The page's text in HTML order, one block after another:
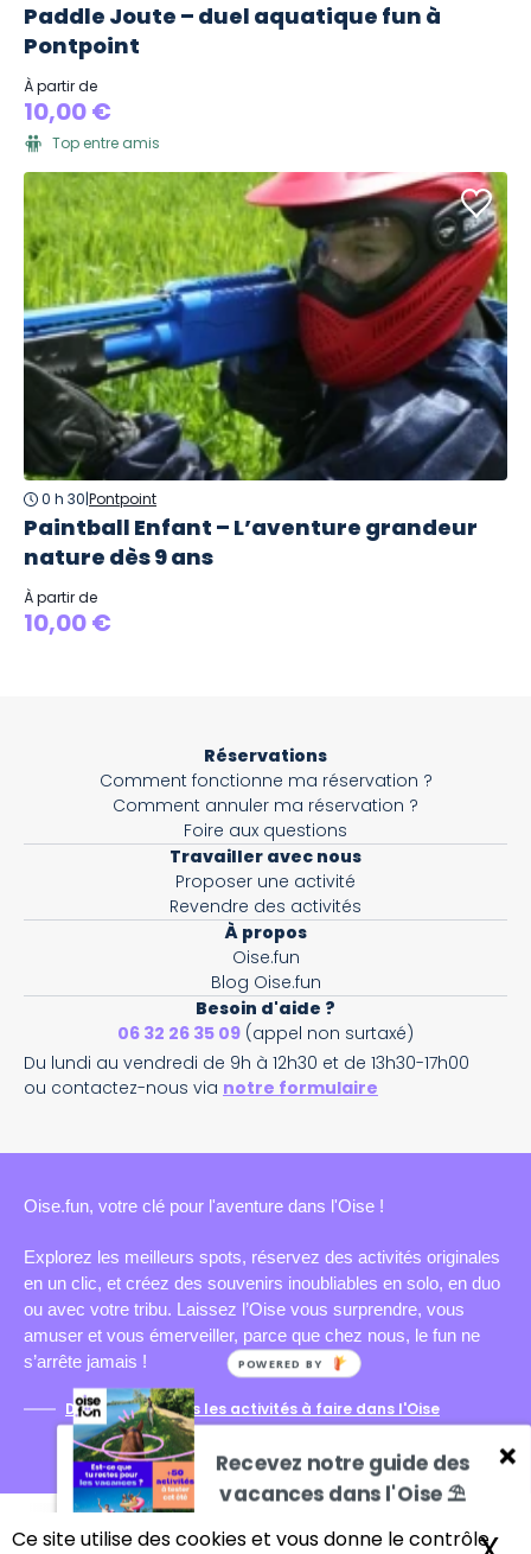
Ce site utilise des cookies et vous donne le contrôle
Paddle Joute – duel aquatique fun à
Pontpoint
À partir de
10,00 €
Top entre amis
0 h 30|Pontpoint
Paintball Enfant – L’aventure grandeur
nature dès 9 ans
À partir de
10,00 €
Réservations
Comment fonctionne ma réservation ?
Comment annuler ma réservation ?
Foire aux questions
Travailler avec nous
Proposer une activité
Revendre des activités
À propos
Oise.fun
Blog Oise.fun
Besoin d'aide ?
06 32 26 35 09 (appel non surtaxé)
Du lundi au vendredi de 9h à 12h30 et de 13h30-17h00
ou contactez-nous via notre formulaire
Oise.fun, votre clé pour l'aventure dans l'Oise !
Explorez les meilleurs spots, réservez des activités originales
en un clic, et créez des souvenirs inoubliables en solo, en duo
ou avec votre tribu. Laissez l’Oise vous surprendre, vous
amuser et vous émerveiller, parce que chez nous, le fun ne
s’arrête jamais !
Découvrez toutes les activités à faire dans l'Oise
Recevez notre guide des
vacances dans l'Oise ⛱️
+ de 100 activités pour profiter